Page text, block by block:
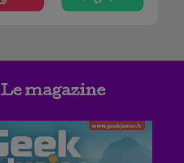
Le magazine